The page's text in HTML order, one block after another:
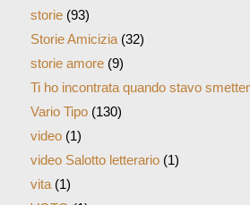
storie(93)
Storie Amicizia(32)
storie amore(9)
Ti ho incontrata quando stavo
Vario Tipo(130)
video(1)
video Salotto letterario(1)
vita(1)